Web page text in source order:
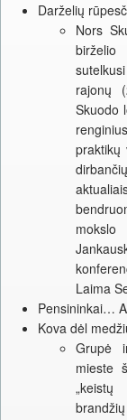
Darželių
Nors
rajonų
Skuodo
praktikų
mokslo
Laima
Pensininkai…
Kova dėl
Grupė
mieste
„keistų